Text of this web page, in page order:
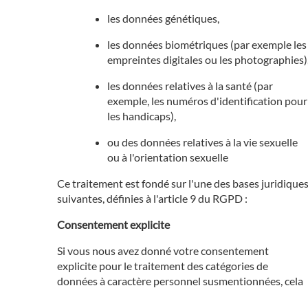
les données génétiques,
les données biométriques (par exemple les
empreintes digitales ou les
les données relatives à la santé (par
exemple, les numéros d'identification pour
les handicaps),
ou des données relatives à la vie sexuelle
ou à l'orientation sexuelle
Ce traitement est fondé sur l'une des bases juridiques
suivantes, définies à l'article 9 du RGPD :
Consentement explicite
Si vous nous avez donné votre consentement
explicite pour le traitement des catégories de
données à caractère personnel susmentionnées, cela